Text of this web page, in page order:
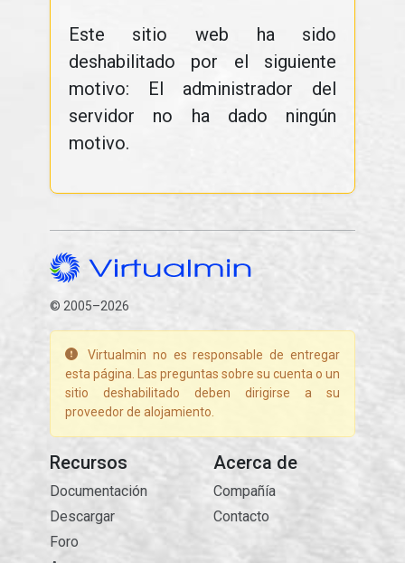
Este sitio web ha sido
deshabilitado por el siguiente
motivo: El administrador del
servidor no ha dado ningún
motivo.
© 2005–2026
Virtualmin no es responsable de entregar
esta página. Las preguntas sobre su cuenta o un
sitio deshabilitado deben dirigirse a su
proveedor de alojamiento.
Recursos
Documentación
Descargar
Foro
Acerca de
Compañía
Contacto